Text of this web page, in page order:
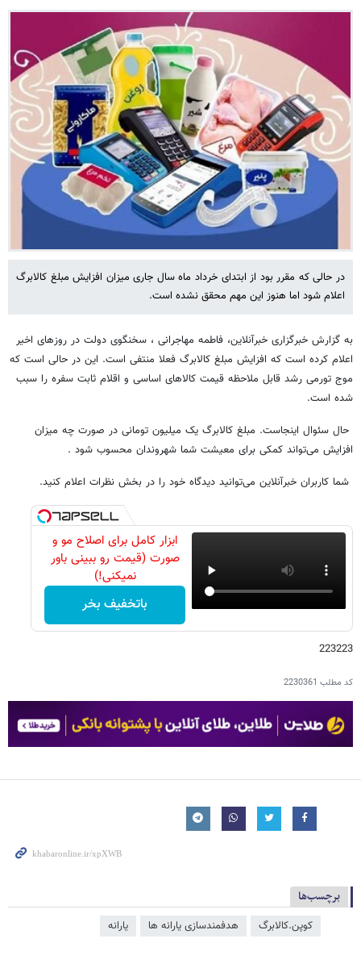
در حالی که مقرر بود از ابتدای خرداد ماه سال جاری میزان افزایش مبلغ کالابرگ
اعلام شود اما هنوز این مهم محقق نشده است.
به گزارش خبرگزاری خبرآنلاین، فاطمه مهاجرانی ، سخنگوی دولت در روزهای اخیر
اعلام کرده است که افزایش مبلغ کالابرگ فعلا منتفی است. این در حالی است که
موج تورمی رشد قابل ملاحظه قیمت کالاهای اساسی و اقلام ثابت سفره را سبب
شده است.
حال سئوال اینجاست. مبلغ کالابرگ یک میلیون تومانی در صورت چه میزان
افزایش می‌تواند کمکی برای معیشت شما شهروندان محسوب شود .
شما کاربران خبرآنلاین می‌توانید دیدگاه خود را در بخش نظرات اعلام کنید.
ابزار کامل برای اصلاح مو و
صورت (قیمت رو ببینی باور
نمیکنی!)
باتخفیف بخر
223223
کد مطلب 2230361
برچسب‌ها
کوپن.کالابرگ هدفمندسازی یارانه ​‌ها یارانه